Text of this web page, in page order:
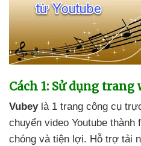
Cách 1: Sử dụng trang
Vubeylà 1 trang công cụ
chuyển video Youtube thành
chóng và tiện lợi. Hỗ trợ tải